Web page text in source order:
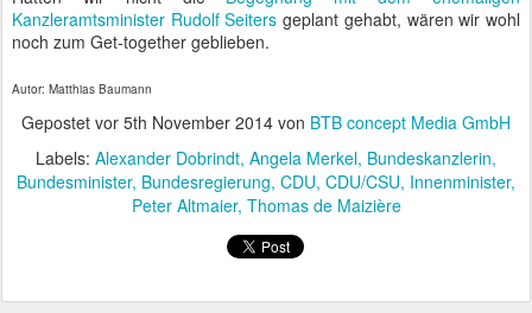
Kanzleramtsminister Rudolf Seiters geplant gehabt, wären wir wohl
noch zum Get-together geblieben.
Autor: Matthias Baumann
Gepostet vor 5th November 2014 von BTB concept Media GmbH
Labels: Alexander Dobrindt Angela Merkel Bundeskanzlerin
Bundesminister Bundesregierung CDU CDU/CSU Innenminister
Peter Altmaier Thomas de Maizière